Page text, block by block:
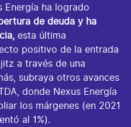
Energía ha logrado
de deuda y ha
esta última
positivo de la entrada
a través de una
subraya otros avances
donde Nexus Energía
los márgenes (en 2021
al 1%).